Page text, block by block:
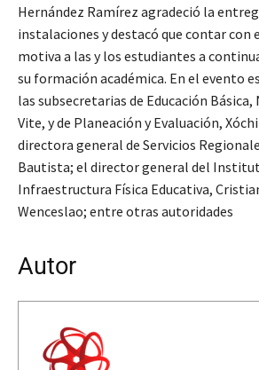
Hernández Ramírez agradeció la
instalaciones y destacó que contar con
motiva a las y los estudiantes a
su formación académica. En el evento
las subsecretarias de Educación Básica,
Vite, y de Planeación y Evaluación,
directora general de Servicios
Bautista; el director general del
Infraestructura Física Educativa,
Wenceslao; entre otras autoridades
Autor